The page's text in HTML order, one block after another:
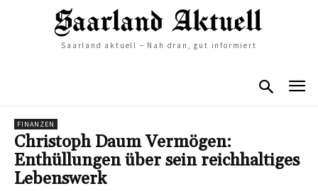
Saarland aktuell – Nah dran, gut informiert
FINANZEN
Christoph Daum Vermögen:
Enthüllungen über sein reichhaltiges
Lebenswerk